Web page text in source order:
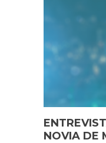
NOVIA DE